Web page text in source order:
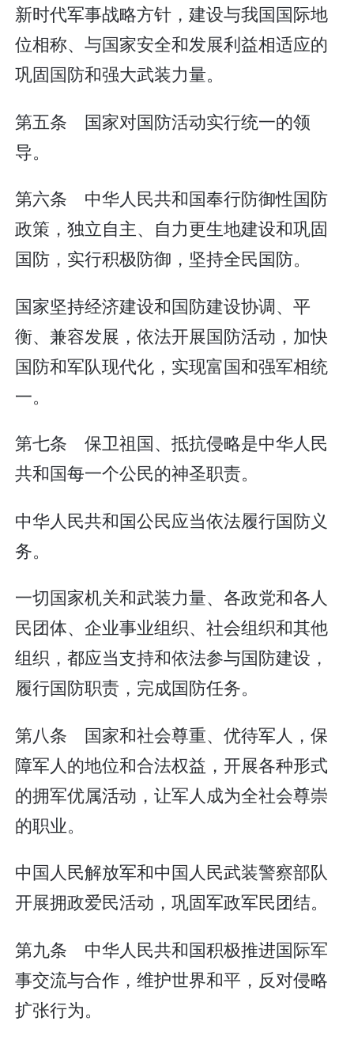
新时代军事战略方针，建设与我国国际地
位相称、与国家安全和发展利益相适应的
巩固国防和强大武装力量。
第五条 国家对国防活动实行统一的领
导。
第六条 中华人民共和国奉行防御性国防
政策，独立自主、自力更生地建设和巩固
国防，实行积极防御，坚持全民国防。
国家坚持经济建设和国防建设协调、平
衡、兼容发展，依法开展国防活动，加快
国防和军队现代化，实现富国和强军相统
一。
第七条 保卫祖国、抵抗侵略是中华人民
共和国每一个公民的神圣职责。
中华人民共和国公民应当依法履行国防义
务。
一切国家机关和武装力量、各政党和各人
民团体、企业事业组织、社会组织和其他
组织，都应当支持和依法参与国防建设，
履行国防职责，完成国防任务。
第八条 国家和社会尊重、优待军人，保
障军人的地位和合法权益，开展各种形式
的拥军优属活动，让军人成为全社会尊崇
的职业。
中国人民解放军和中国人民武装警察部队
开展拥政爱民活动，巩固军政军民团结。
第九条 中华人民共和国积极推进国际军
事交流与合作，维护世界和平，反对侵略
扩张行为。